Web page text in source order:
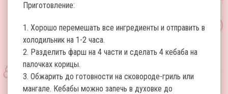
Приготовление:
1. Хорошо перемешать все ингредиенты и отправить в
холодильник на 1-2 часа.
2. Разделить фарш на 4 части и сделать 4 кебаба на
палочках корицы.
3. Обжарить до готовности на сковороде-гриль или
мангале. Кебабы можно запечь в духовке до